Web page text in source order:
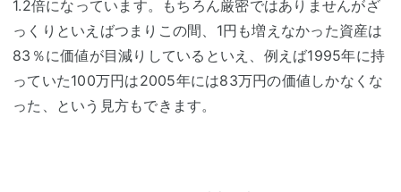
1.2倍になっています。もちろん厳密ではありませんがざ
っくりといえばつまりこの間、1円も増えなかった資産は
83％に価値が目減りしているといえ、例えば1995年に持
っていた100万円は2005年には83万円の価値しかなくな
った、という見方もできます。